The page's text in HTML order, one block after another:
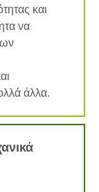
και
να
άλλα.